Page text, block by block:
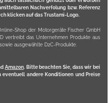
Nachverfolung bzw. Referenz
klicken auf das Trustami-Logo.
Shop der Motorgeräte Fischer GmbH
vertreibt das Unternehmen Produkte aus
ausgewählte D2C-Produkte.
Amazon. Bitte beachten Sie, dass wir bei
eventuell andere Konditionen und Preise